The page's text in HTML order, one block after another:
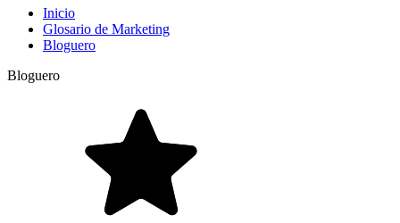
Inicio
Glosario de Marketing
Bloguero
Bloguero